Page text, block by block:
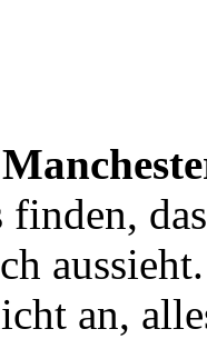
finden,
an,